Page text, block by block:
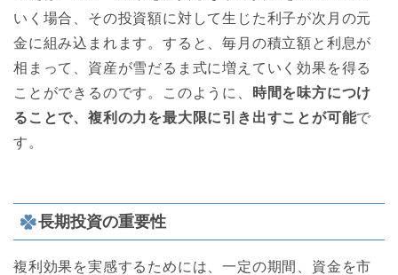
いく場合、その投資額に対して生じた利子が次月の元
金に組み込まれます。すると、毎月の積立額と利息が
相まって、資産が雪だるま式に増えていく効果を得る
ことができるのです。このように、
時間を味方につけ
ることで、複利の力を最大限に引き出すことが可能で
す。
長期投資の重要性
複利効果を実感するためには、一定の期間、資金を市